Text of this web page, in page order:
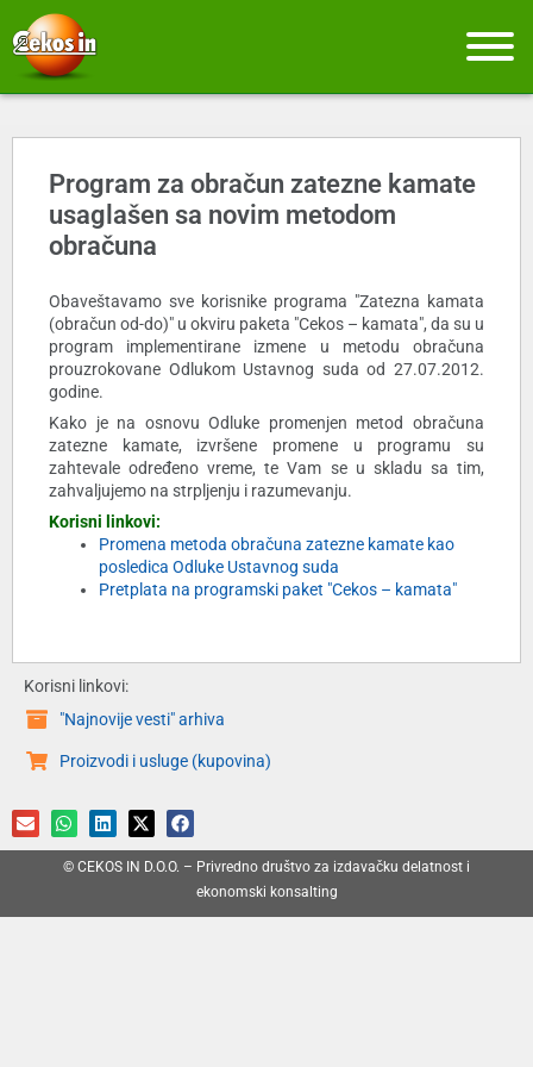
Program za obračun zatezne kamate
usaglašen sa novim metodom
obračuna
Obaveštavamo sve korisnike programa "Zatezna kamata
(obračun od-do)" u okviru paketa "Cekos – kamata", da su u
program implementirane izmene u metodu obračuna
prouzrokovane Odlukom Ustavnog suda od 27.07.2012.
godine.
Kako je na osnovu Odluke promenjen metod obračuna
zatezne kamate, izvršene promene u programu su
zahtevale određeno vreme, te Vam se u skladu sa tim,
zahvaljujemo na strpljenju i razumevanju.
Korisni linkovi:
Promena metoda obračuna zatezne kamate kao
posledica Odluke Ustavnog suda
Pretplata na programski paket "Cekos – kamata"
Korisni linkovi:
"Najnovije vesti" arhiva
Proizvodi i usluge (kupovina)
© CEKOS IN D.O.O. – Privredno društvo za izdavačku delatnost i
ekonomski konsalting